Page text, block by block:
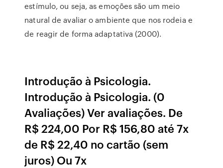
estímulo, ou seja, as emoções são um meio
natural de avaliar o ambiente que nos rodeia e
de reagir de forma adaptativa (2000).
Introdução à Psicologia.
Introdução à Psicologia. (0
Avaliações) Ver avaliações. De
R$ 224,00 Por R$ 156,80 até 7x
de R$ 22,40 no cartão (sem
juros) Ou 7x